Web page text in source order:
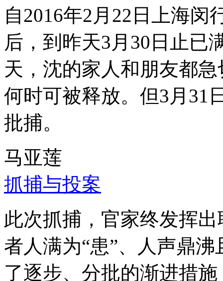
自2016年2月22日上海
后，到昨天3月30日止已
天，沈的家人和朋友都
何时可被释放。但3月31
批捕。
马亚莲
抓捕与投案
此次抓捕，官家终发挥
者人满为“患”、人声鼎
了逐步、分批的渐进措